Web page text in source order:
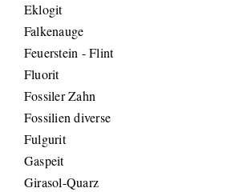
Eklogit
Falkenauge
Feuerstein - Flint
Fluorit
Fossiler Zahn
Fossilien diverse
Fulgurit
Gaspeit
Girasol-Quarz